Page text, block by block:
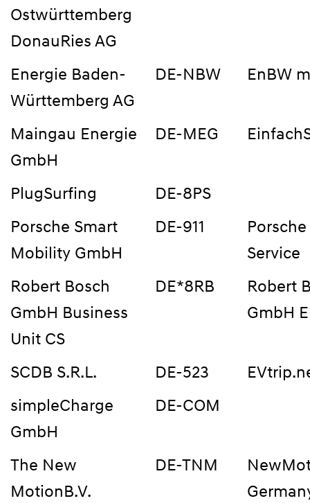
Ostwürttemberg
DonauRies AG
Energie Baden-
Württemberg AG
DE-NBW EnBW
Maingau Energie
GmbH
DE-MEG
PlugSurfing
DE-8PS
Porsche Smart
Mobility GmbH
DE-911
Service
Robert Bosch
GmbH Business
Unit CS
DE*8RB
Robert
GmbH
SCDB S.R.L. DE-523
simpleCharge
GmbH
DE-COM
The New
MotionB.V.
DE-TNM